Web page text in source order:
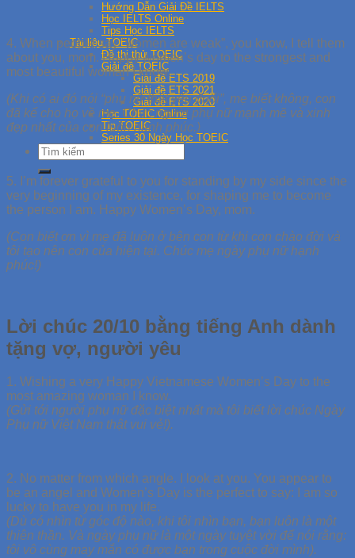
Hướng Dẫn Giải Đề IELTS
Học IELTS Online
Tips Học IELTS
Tài liệu TOEIC
Đề thi thử TOEIC
Giải đề TOEIC
Giải đề ETS 2019
Giải đề ETS 2021
Giải đề ETS 2020
Học TOEIC Online
Tip TOEIC
Series 30 Ngày Học TOEIC
4. When people say “women are weak”, you know, I tell them
about you, mom. Happy women’s day to the strongest and
most beautiful woman I know.
(Khi có ai đó nói “phụ nữ thật yếu đuối”, mẹ biết không, con
đã kể cho họ về mẹ. Chúc người phụ nữ mạnh mẽ và xinh
đẹp nhất của con luôn hạnh phúc.)
5. I’m forever grateful to you for standing by my side since the
very beginning of my existence, for shaping me to become
the person I am. Happy Women’s Day, mom.
(Con biết ơn vì mẹ đã luôn ở bên con từ khi con chào đời và
tôi tạo nên con của hiện tại. Chúc mẹ ngày phụ nữ hạnh
phúc!)
Lời chúc 20/10 bằng tiếng Anh dành
tặng vợ, người yêu
1. Wishing a very Happy Vietnamese Women’s Day to the
most amazing woman I know.
(Gửi tới người phụ nữ đặc biệt nhất mà tôi biết lời chúc Ngày
Phụ nữ Việt Nam thật vui vẻ!).
2. No matter from which angle. I look at you. You appear to
be an angel and Women’s Day is the perfect to say: I am so
lucky to have you in my life.
(Dù có nhìn từ góc độ nào, khi tôi nhìn bạn, bạn luôn là một
thiên thần. Và ngày phụ nữ là một ngày tuyệt vời để nói rằng:
tôi vô cùng may mắn có được bạn trong cuộc đời mình).